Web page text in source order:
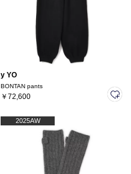
y YO
BONTAN pants
￥72,600
2025AW